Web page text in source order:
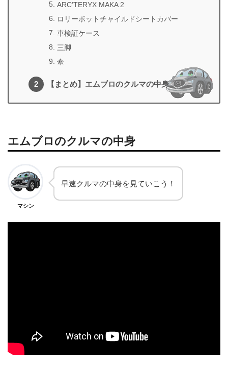
ARC’TERYX MAKA 2
ロリーボットチャイルドシートカバー
車検証ケース
三脚
傘
【まとめ】エムブロのクルマの中身
エムブロのクルマの中身
マシン
早速クルマの中身を見ていこう！